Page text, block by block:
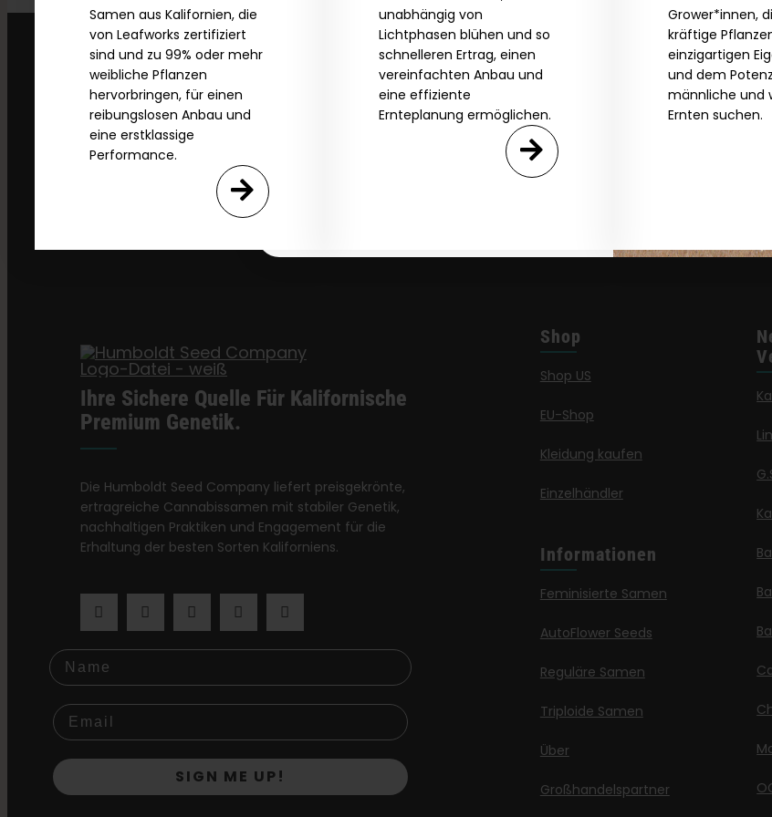
Samen aus Kalifornien, die
von Leafworks zertifiziert
sind und zu 99% oder mehr
weibliche Pflanzen
hervorbringen, für einen
reibungslosen Anbau und
eine erstklassige
Performance.
unabhängig von
Lichtphasen blühen und so
schnelleren Ertrag, einen
vereinfachten Anbau und
eine effiziente
Ernteplanung ermöglichen.
Grower*innen,
kräftige
einzigartigen
und dem
männliche und
Ernten suchen.
Ihre Sichere Quelle Für Kalifornische
Premium Genetik.
Die Humboldt Seed Company liefert preisgekrönte,
ertragreiche Cannabissamen mit stabiler Genetik,
nachhaltigen Praktiken und Engagement für die
Erhaltung der besten Sorten Kaliforniens.
Name
SIGN ME UP!
Shop
Shop US
EU-Shop
Kleidung kaufen
Einzelhändler
Informationen
Feminisierte Samen
AutoFlower Seeds
Reguläre Samen
Triploide Samen
Über
Großhandelspartner
Agree & Enter
By clicking AGREE & ENTER, you confirm you are